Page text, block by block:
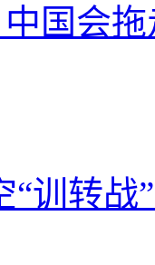
国会
“训转